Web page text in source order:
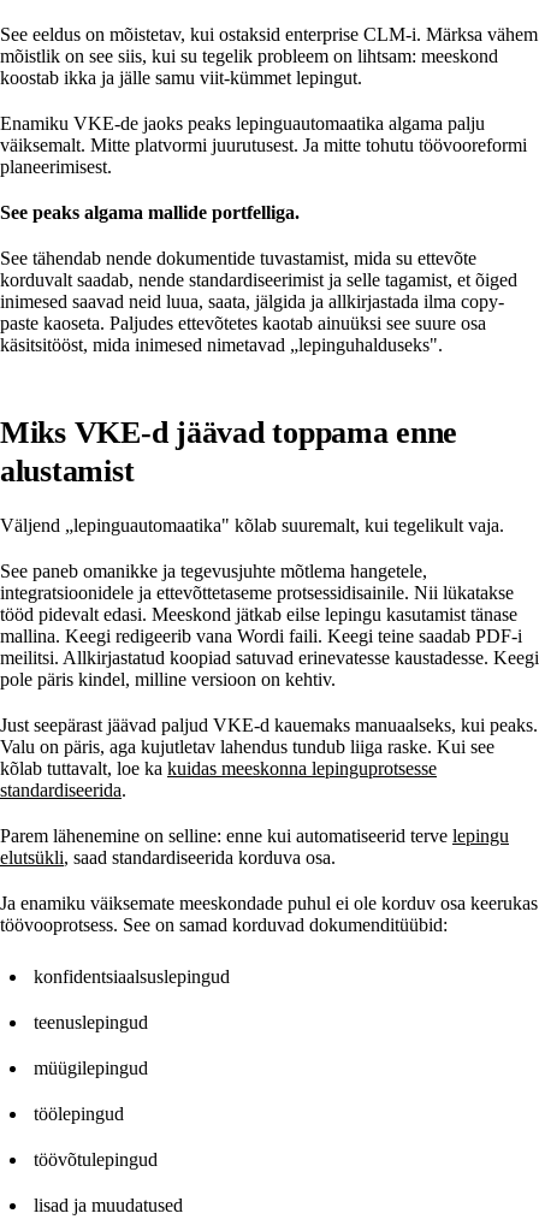
See eeldus on mõistetav, kui ostaksid enterprise CLM-i. Märksa vähem
mõistlik on see siis, kui su tegelik probleem on lihtsam: meeskond
koostab ikka ja jälle samu viit-kümmet lepingut.
Enamiku VKE-de jaoks peaks lepinguautomaatika algama palju
väiksemalt. Mitte platvormi juurutusest. Ja mitte tohutu töövooreformi
planeerimisest.
See peaks algama mallide portfelliga.
See tähendab nende dokumentide tuvastamist, mida su ettevõte
korduvalt saadab, nende standardiseerimist ja selle tagamist, et õiged
inimesed saavad neid luua, saata, jälgida ja allkirjastada ilma copy-
paste kaoseta. Paljudes ettevõtetes kaotab ainuüksi see suure osa
käsitsitööst, mida inimesed nimetavad „lepinguhalduseks".
Miks VKE-d jäävad toppama enne
alustamist
Väljend „lepinguautomaatika" kõlab suuremalt, kui tegelikult vaja.
See paneb omanikke ja tegevusjuhte mõtlema hangetele,
integratsioonidele ja ettevõttetaseme protsessidisainile. Nii lükatakse
tööd pidevalt edasi. Meeskond jätkab eilse lepingu kasutamist tänase
mallina. Keegi redigeerib vana Wordi faili. Keegi teine saadab PDF-i
meilitsi. Allkirjastatud koopiad satuvad erinevatesse kaustadesse. Keegi
pole päris kindel, milline versioon on kehtiv.
Just seepärast jäävad paljud VKE-d kauemaks manuaalseks, kui peaks.
Valu on päris, aga kujutletav lahendus tundub liiga raske. Kui see
kõlab tuttavalt, loe ka kuidas meeskonna lepinguprotsesse
standardiseerida.
Parem lähenemine on selline: enne kui automatiseerid terve lepingu
elutsükli, saad standardiseerida korduva osa.
Ja enamiku väiksemate meeskondade puhul ei ole korduv osa keerukas
töövooprotsess. See on samad korduvad dokumenditüübid:
konfidentsiaalsuslepingud
teenuslepingud
müügilepingud
töölepingud
töövõtulepingud
lisad ja muudatused